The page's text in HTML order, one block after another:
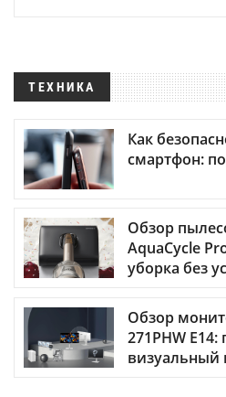
ТЕХНИКА
Как
смартфон:
Обзор
AquaCycle
уборка без
Обзор
271PHW
визуальный